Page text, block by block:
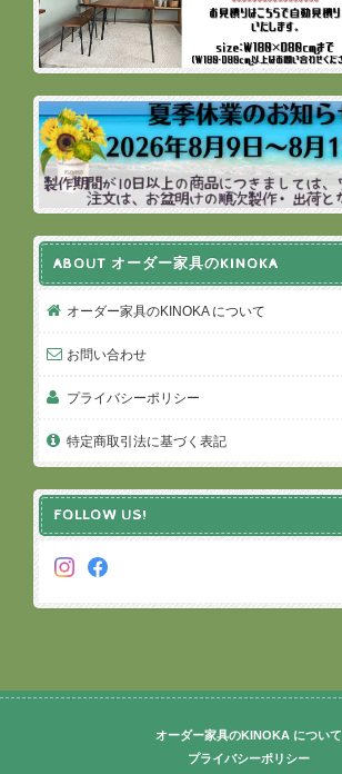
ABOUT オーダー家具のKINOKA
オーダー家具のKINOKA について
お問い合わせ
プライバシーポリシー
特定商取引法に基づく表記
FOLLOW US!
オーダー家具のKINOKA について
プライバシーポリシー